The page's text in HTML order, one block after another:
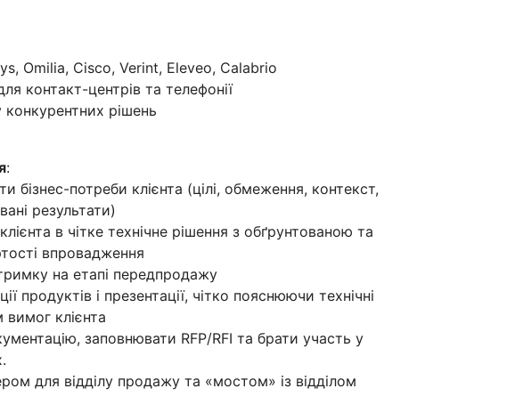
Omilia, Cisco, Verint, Eleveo, Calabrio
контакт-центрів та телефонії
конкурентних рішень
:
бізнес-потреби клієнта (цілі, обмеження, контекст,
результати)
в чітке технічне рішення з обґрунтованою та
впровадження
на етапі передпродажу
продуктів і презентації, чітко пояснюючи технічні
клієнта
заповнювати RFP/RFI та брати участь у
для відділу продажу та «мостом» із відділом